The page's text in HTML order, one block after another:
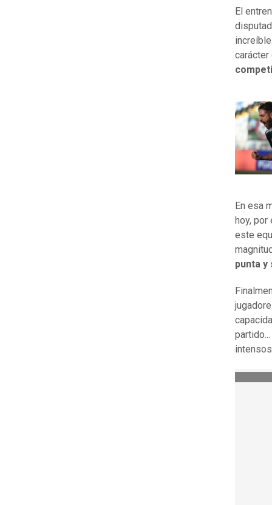
El
En esa
hoy,
este
punta y
partido...